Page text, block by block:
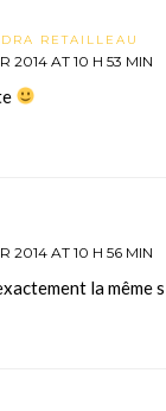
RETAILLEAU
2014 AT 10 H 53 MIN
2014 AT 10 H 56 MIN
la même